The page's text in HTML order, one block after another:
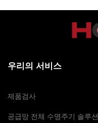
우리의 서비스
제품검사
공급망 전체 수명주기 솔루션